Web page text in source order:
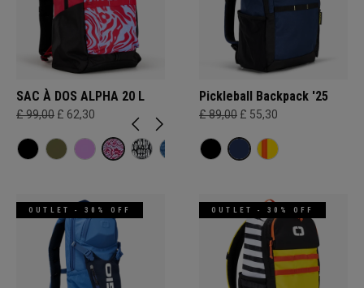
SAC À DOS ALPHA 20 L
£ 99,00 £ 62,30
Pickleball Backpack '25
£ 89,00 £ 55,30
OUTLET - 30% OFF OUTLET - 30% OFF